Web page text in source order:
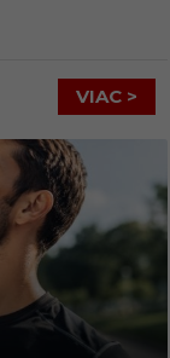
VIAC >